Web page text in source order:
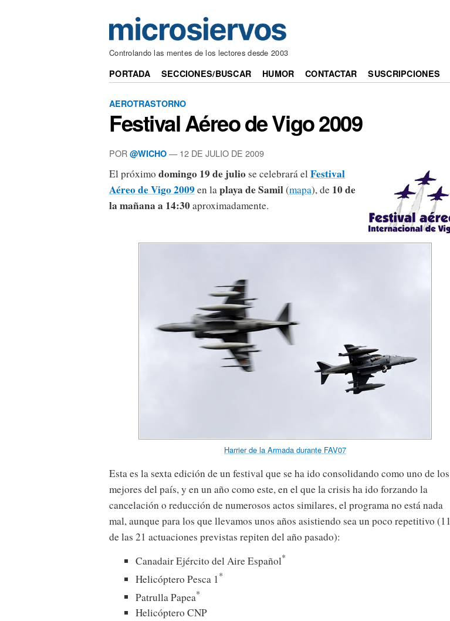
Controlando las mentes de los lectores desde 2003
PORTADA SECCIONES/BUSCAR HUMOR CONTACTAR SUSCRIPCIONES
AEROTRASTORNO
Festival Aéreo de Vigo 2009
POR @WICHO — 12 DE JULIO DE 2009
El próximo domingo 19 de julio se celebrará elFestival
Aéreo de Vigo 2009en laplaya de Samil(mapa), de 10 de
la mañana a 14:30aproximadamente.
Harrier de la Armada durante FAV07
Esta es la sexta edición de un festival que se ha ido consolidando como uno de los
mejores del país, y en un año como este, en el que la crisis ha ido forzando la
cancelación o reducción de numerosos actos similares, el programa no está nada
mal, aunque para los que llevamos unos años asistiendo sea un poco repetitivo (11
de las 21 actuaciones previstas repiten del año pasado):
Canadair Ejército del Aire Español*
Helicóptero Pesca 1 *
Patrulla Papea*
Helicóptero CNP